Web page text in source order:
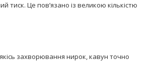
тиск. Це пов’язано із великою кількістю
захворювання нирок, кавун точно